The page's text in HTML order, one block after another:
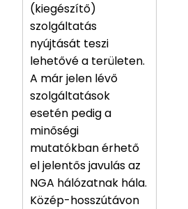
(kiegészítő)
szolgáltatás
nyújtását teszi
lehetővé a területen.
A már jelen lévő
szolgáltatások
esetén pedig a
minőségi
mutatókban érhető
el jelentős javulás az
NGA hálózatnak hála.
Közép-hosszútávon